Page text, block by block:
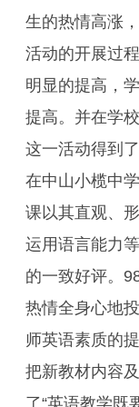
生的热情高涨
活动的开展过
明显的提高，
提高。并在学
这一活动得到
在中山小榄中
课以其直观、
运用语言能力
的一致好评。
热情全身心地
师英语素质的
把新教材内容
了“英语教学既